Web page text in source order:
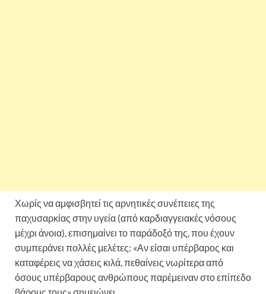
Χωρίς να αμφισβητεί τις αρνητικές συνέπειες της
παχυσαρκίας στην υγεία (από καρδιαγγειακές νόσους
μέχρι άνοια), επισημαίνει το παράδοξό της, που έχουν
συμπεράνει πολλές μελέτες: «Αν είσαι υπέρβαρος και
καταφέρεις να χάσεις κιλά, πεθαίνεις νωρίτερα από
όσους υπέρβαρους ανθρώπους παρέμειναν στο επίπεδο